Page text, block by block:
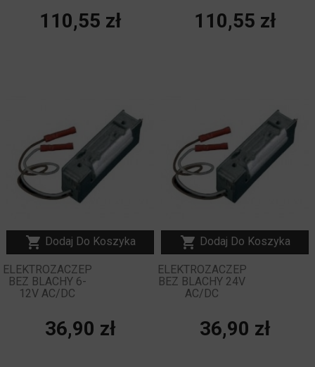
Cena
110,55 zł Cena
110,55 zł
 Dodaj Do Koszyka
ELEKTROZACZEP
BEZ BLACHY 6-
12V AC/DC
Cena
36,90 zł
 Dodaj Do Koszyka
ELEKTROZACZEP
BEZ BLACHY 24V
AC/DC
Cena
36,90 zł